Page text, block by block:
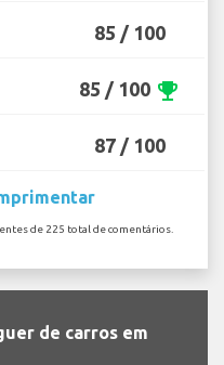
85 / 100
85 / 100 emoji_events
87 / 100
de 225 total de comentários.
de carros em